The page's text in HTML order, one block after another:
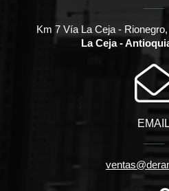
Km 7 Vía La Ceja -
La Ceja -